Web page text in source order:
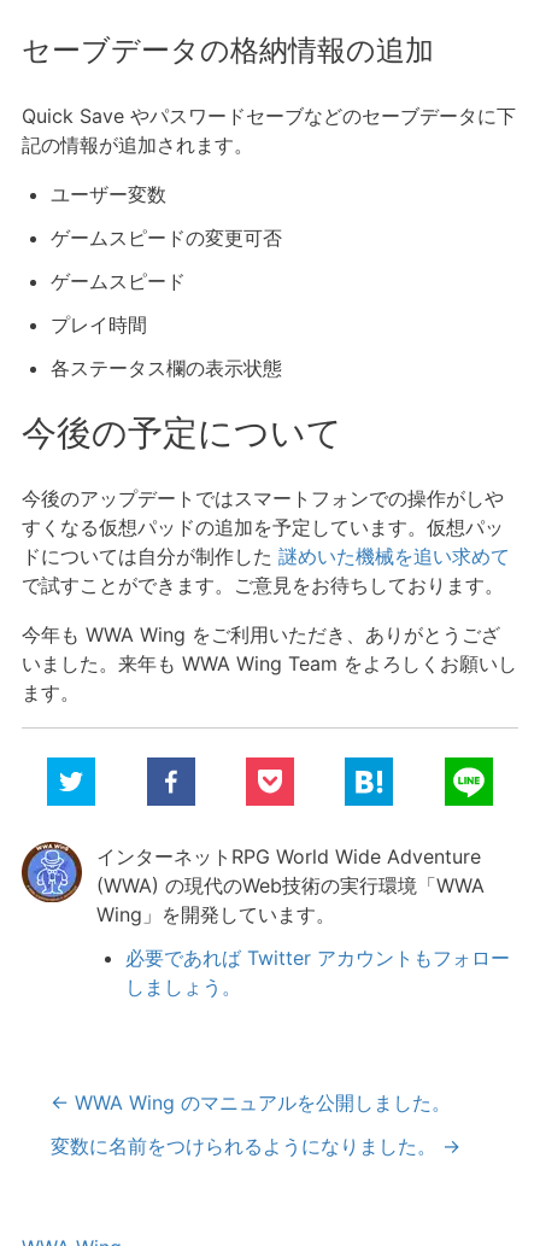
セーブデータの格納情報の追加
Quick Save やパスワードセーブなどのセーブデータに下
記の情報が追加されます。
ユーザー変数
ゲームスピードの変更可否
ゲームスピード
プレイ時間
各ステータス欄の表示状態
今後の予定について
今後のアップデートではスマートフォンでの操作がしや
すくなる仮想パッドの追加を予定しています。仮想パッ
ドについては自分が制作した 謎めいた機械を追い求めて
で試すことができます。ご意見をお待ちしております。
今年も WWA Wing をご利用いただき、ありがとうござ
いました。来年も WWA Wing Team をよろしくお願いし
ます。
インターネットRPG World Wide Adventure
(WWA) の現代のWeb技術の実行環境「WWA
Wing」を開発しています。
必要であれば Twitter アカウントもフォロー
しましょう。
← WWA Wing のマニュアルを公開しました。
変数に名前をつけられるようになりました。
→